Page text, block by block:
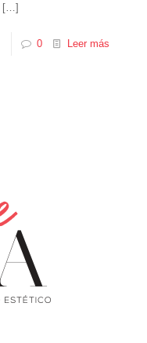
[…]
0 Leer más